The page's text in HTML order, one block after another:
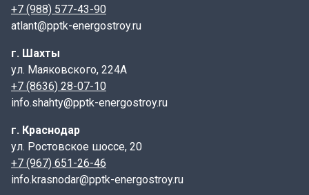
+7 (988) 577-43-90
atlant@pptk-energostroy.ru
г. Шахты
ул. Маяковского, 224А
+7 (8636) 28-07-10
info.shahty@pptk-energostroy.ru
г. Краснодар
ул. Ростовское шоссе, 20
+7 (967) 651-26-46
info.krasnodar@pptk-energostroy.ru